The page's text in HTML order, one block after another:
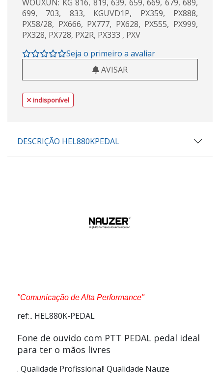
WOUXUN: KG 816, 819, 639, 659, 669, 679, 689,
699, 703, 833, KGUVD1P, PX359, PX888,
PX58/28, PX666, PX777, PX628, PX555, PX999,
PX328, PX728, PX2R, PX333 , PXV
Seja o primeiro a avaliar
AVISAR
indisponível
DESCRIÇÃO HEL880KPEDAL
"Comunicação de Alta Performance"
ref:.. HEL880K-PEDAL
Fone de ouvido com PTT PEDAL pedal ideal
para ter o mãos livres
. Qualidade Profissional! Qualidade Nauze